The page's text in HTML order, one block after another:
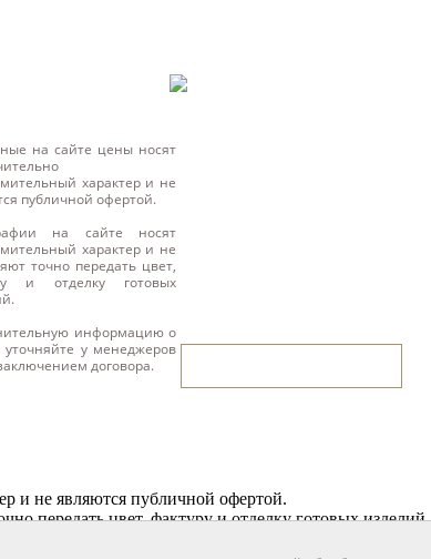
на сайте цены носят
характер и не
публичной офертой.
на сайте носят
характер и не
точно передать цвет,
и отделку готовых
информацию о
уточняйте у менеджеров
договора.
и не являются публичной офертой.
передать цвет, фактуру и отделку готовых изделий.